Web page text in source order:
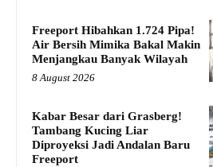
Freeport Hibahkan 1.724 Pipa!
Air Bersih Mimika Bakal Makin
Menjangkau Banyak Wilayah
8 August 2026
Kabar Besar dari Grasberg!
Tambang Kucing Liar
Diproyeksi Jadi Andalan Baru
Freeport